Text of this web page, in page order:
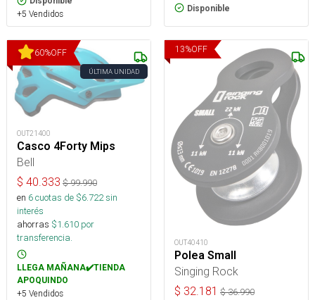
+5 Vendidos
Disponible
60%OFF
ÚLTIMA UNIDAD
OUT21400
Casco 4Forty Mips
Bell
$ 40.333 $99.990
en 6cuotas de $6.722sin
interés
ahorras $1.610 por
transferencia.
LLEGA MAÑANA✔️TIENDA
APOQUINDO
+5 Vendidos
13%OFF
OUT40410
Polea Small
Singing Rock
$ 32.181 $36.990